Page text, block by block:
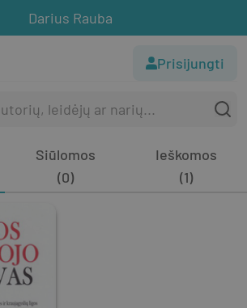
Darius Rauba
Prisijungti
Siūlomos
(0)
Ieškomos
(1)